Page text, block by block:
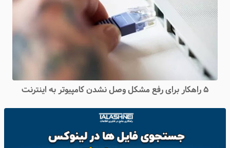
۵ راهکار برای رفع مشکل وصل نشدن کامپیوتر به اینترنت